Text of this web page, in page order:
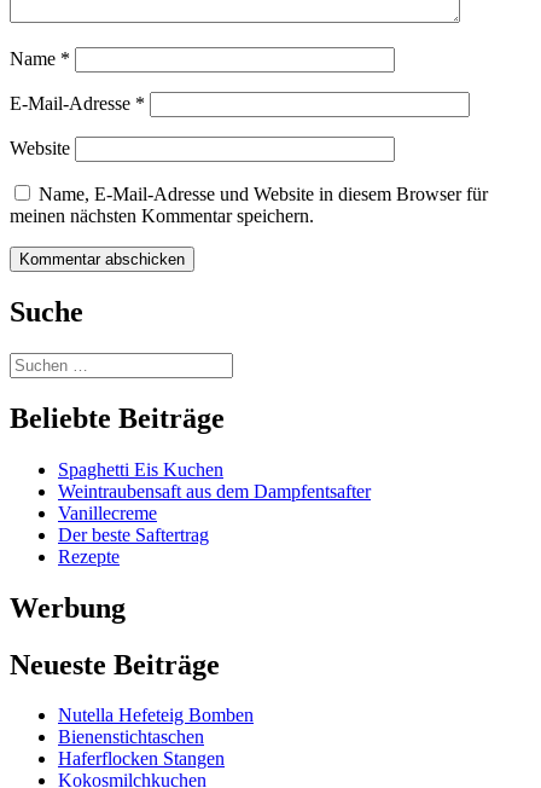
Name *
E-Mail-Adresse *
Website
Name, E-Mail-Adresse und Website in diesem Browser für
meinen nächsten Kommentar speichern.
Suche
Beliebte Beiträge
Spaghetti Eis Kuchen
Weintraubensaft aus dem Dampfentsafter
Vanillecreme
Der beste Saftertrag
Rezepte
Werbung
Neueste Beiträge
Nutella Hefeteig Bomben
Bienenstichtaschen
Haferflocken Stangen
Kokosmilchkuchen